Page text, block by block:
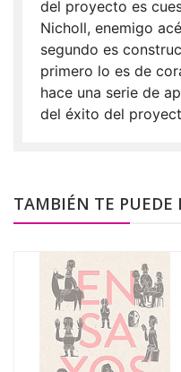
del proyecto es
Nicholl, enemigo
segundo es
primero lo es de
hace una serie de
del éxito del
TAMBIÉN TE PUEDE